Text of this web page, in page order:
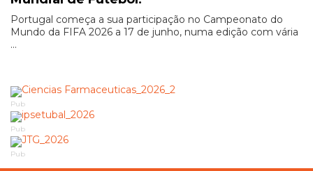
Portugal começa a sua participação no Campeonato do
Mundo da FIFA 2026 a 17 de junho, numa edição com vária
...
Pub
Pub
Pub